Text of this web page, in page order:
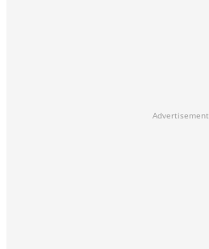
Advertisement